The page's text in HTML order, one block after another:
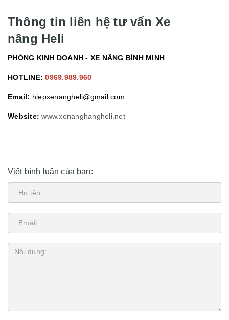
Thông tin liên hệ tư vấn Xe
nâng Heli
PHÒNG KINH DOANH - XE NÂNG BÌNH MINH
HOTLINE:0969.989.960
Email: hiepxenangheli@gmail.com
Website:www.xenanghangheli.net
Viết bình luận của bạn: